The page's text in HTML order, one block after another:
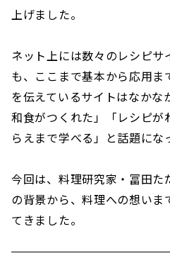
上げました。
ネット上には数々のレシピサ
も、ここまで基本から応用ま
を伝えているサイトはなかな
和食がつくれた」「レシピが
らえまで学べる」と話題にな
今回は、料理研究家・冨田
の背景から、料理への想いま
てきました。